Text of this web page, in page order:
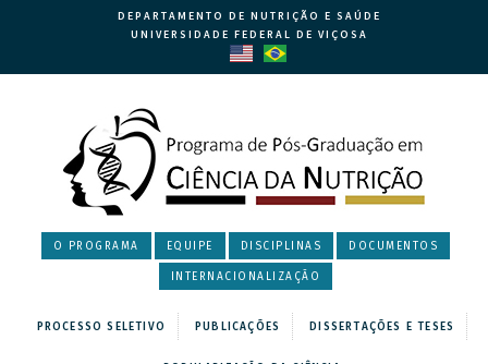
DEPARTAMENTO DE NUTRIÇÃO E SAÚDE
UNIVERSIDADE FEDERAL DE VIÇOSA
O PROGRAMA EQUIPE DISCIPLINAS DOCUMENTOS
INTERNACIONALIZAÇÃO
PROCESSO SELETIVO PUBLICAÇÕES DISSERTAÇÕES E TESES